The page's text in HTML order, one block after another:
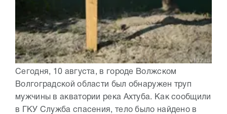
Сегодня, 10 августа, в городе Волжском
Волгоградской области был обнаружен труп
мужчины в акватории река Ахтуба. Как сообщили
в ГКУ Служба спасения, тело было найдено в